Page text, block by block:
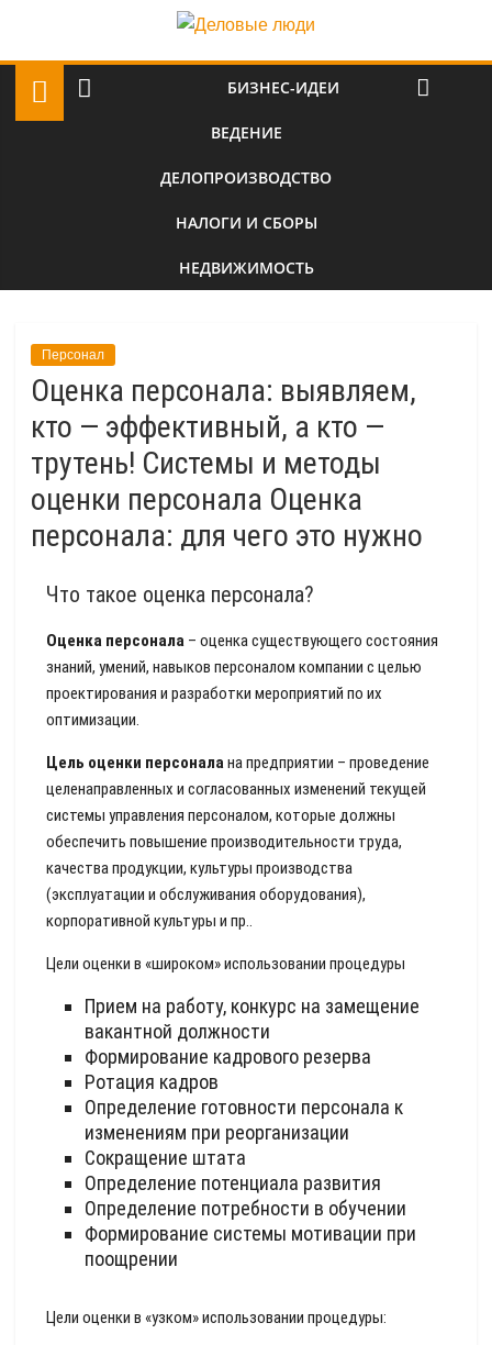
БИЗНЕС-ИДЕИ
ВЕДЕНИЕ
ДЕЛОПРОИЗВОДСТВО
НАЛОГИ И СБОРЫ
НЕДВИЖИМОСТЬ
Персонал
Оценка персонала: выявляем,
кто — эффективный, а кто —
трутень! Системы и методы
оценки персонала Оценка
персонала: для чего это нужно
Что такое оценка персонала?
Оценка персонала – оценка существующего состояния
знаний, умений, навыков персоналом компании с целью
проектирования и разработки мероприятий по их
оптимизации.
Цель оценки персоналана предприятии – проведение
целенаправленных и согласованных изменений текущей
системы управления персоналом, которые должны
обеспечить повышение производительности труда,
качества продукции, культуры производства
(эксплуатации и обслуживания оборудования),
корпоративной культуры и пр..
Цели оценки в «широком» использовании процедуры
Прием на работу, конкурс на замещение
вакантной должности
Формирование кадрового резерва
Ротация кадров
Определение готовности персонала к
изменениям при реорганизации
Сокращение штата
Определение потенциала развития
Определение потребности в обучении
Формирование системы мотивации при
поощрении
Цели оценки в «узком» использовании процедуры: